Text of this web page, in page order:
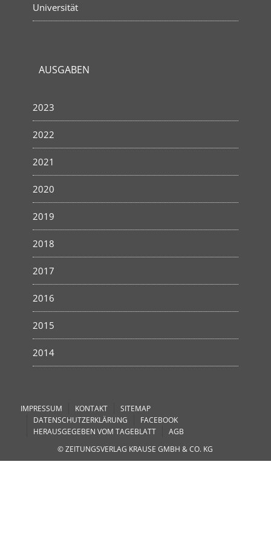
Universität
AUSGABEN
2023
2022
2021
2020
2019
2018
2017
2016
2015
2014
IMPRESSUM KONTAKT
SITEMAP
DATENSCHUTZERKLÄRUNG
FACEBOOK
HERAUSGEGEBEN VOM TAGEBLATT
AGB
© ZEITUNGSVERLAG KRAUSE GMBH & CO. KG